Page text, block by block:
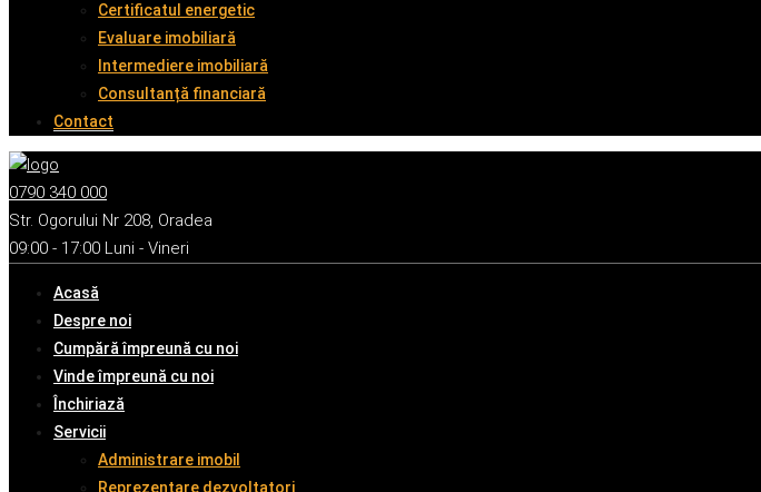
Certificatul energetic
Evaluare imobiliară
Intermediere imobiliară
Consultanță financiară
Contact
0790 340 000
Str. Ogorului Nr 208, Oradea
09:00 - 17:00 Luni - Vineri
Acasă
Despre noi
Cumpără împreună cu noi
Vinde împreună cu noi
Închiriază
Servicii
Administrare imobil
Reprezentare dezvoltatori